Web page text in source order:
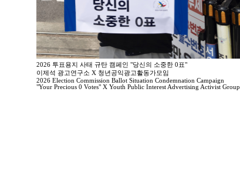
2026 투표용지 사태 규탄 캠페인 "당신의 소중한 0표"
이제석 광고연구소 X 청년공익광고활동가모임
2026 Election Commission Ballot Situation Condemnation Campaign
"Your Precious 0 Votes" X Youth Public Interest Advertising Activist Group